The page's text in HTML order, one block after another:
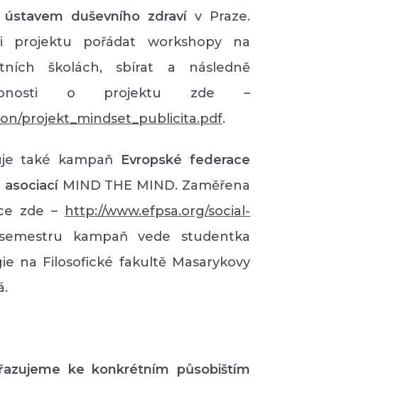
ústavem duševního zdravív Praze.
projektu pořádat workshopy na
školách, sbírat a následně
o projektu zde –
projekt_mindset_publicita.pdf.
také kampaň Evropské federace
MIND THE MIND. Zaměřena
zde – http://www.efpsa.org/social-
kampaň vede studentka
na Filosofické fakultě Masarykovy
ke konkrétním působištím